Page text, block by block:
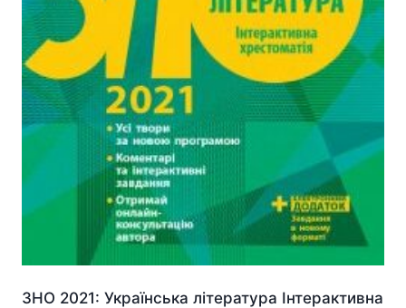
ЗНО 2021: Українська література Інтерактивна